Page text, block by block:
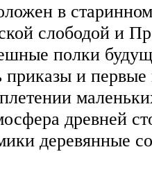
в
слободой и
полки
приказы и
древней
деревянные